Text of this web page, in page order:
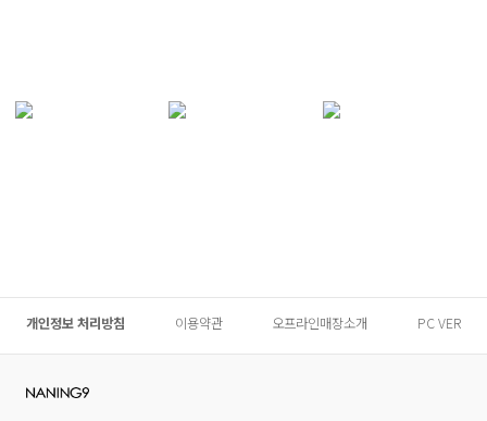
개인정보 처리방침 이용약관 오프라인매장소개 PC VER